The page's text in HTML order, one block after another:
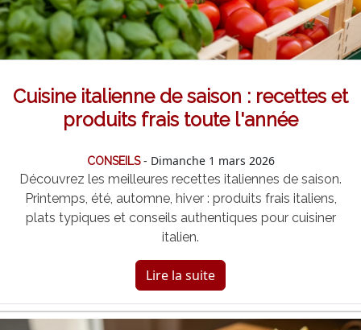
Cuisine italienne de saison : recettes et
produits frais toute l'année
CONSEILS- Dimanche 1 mars 2026
Découvrez les meilleures recettes italiennes de saison.
Printemps, été, automne, hiver : produits frais italiens,
plats typiques et conseils authentiques pour cuisiner
italien.
Lire la suite